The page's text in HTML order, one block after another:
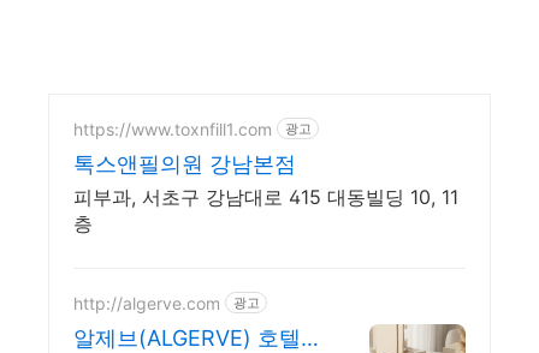
https://www.toxnfill1.com 광고
톡스앤필의원 강남본점
피부과, 서초구 강남대로 415 대동빌딩 10, 11
층
http://algerve.com 광고
알제브(ALGERVE) 호텔